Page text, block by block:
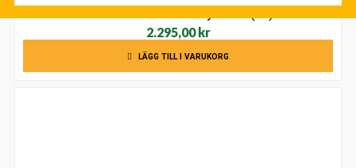
2.295,00kr
LÄGG TILL I VARUKORG